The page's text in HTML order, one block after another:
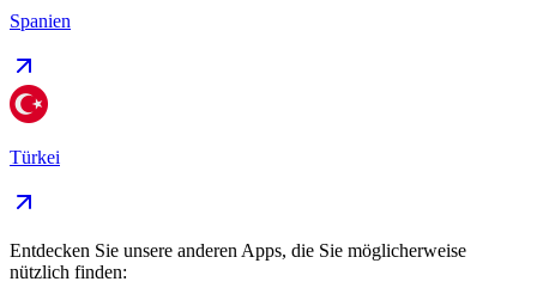
Spanien
Türkei
Entdecken Sie unsere anderen Apps, die Sie möglicherweise
nützlich finden: